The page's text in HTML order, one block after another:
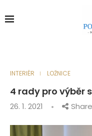
INTERIÉR LOŽNICE
4 rady pro výběr
26. 1. 2021 Share